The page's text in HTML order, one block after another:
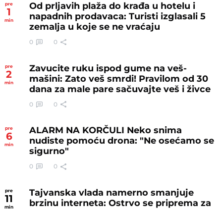
pre
1
min
Od prljavih plaža do krađa u hotelu i
napadnih prodavaca: Turisti izglasali 5
zemalja u koje se ne vraćaju
0 0
pre
2
min
Zavucite ruku ispod gume na veš-
mašini: Zato veš smrdi! Pravilom od 30
dana za male pare sačuvajte veš i živce
0 0
pre
6
min
ALARM NA KORČULI Neko snima
nudiste pomoću drona: "Ne osećamo se
sigurno"
0 0
pre
11
min
Tajvanska vlada namerno smanjuje
brzinu interneta: Ostrvo se priprema za